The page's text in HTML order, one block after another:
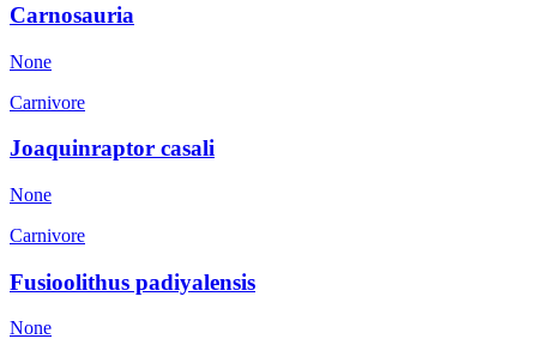
Carnosauria
None
Carnivore
Joaquinraptor casali
None
Carnivore
Fusioolithus padiyalensis
None